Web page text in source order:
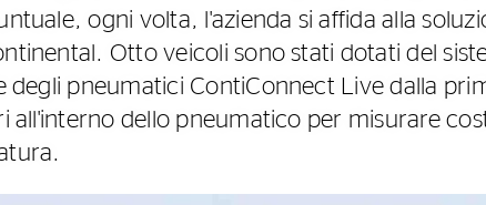
ogni volta, l'azienda si affida alla
Otto veicoli sono stati dotati del
degli pneumatici ContiConnect Live dalla
all'interno dello pneumatico per misurare